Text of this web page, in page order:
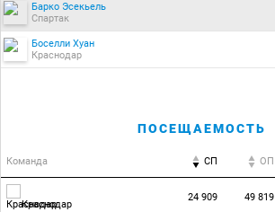
Барко Эсекьель
Спартак
Боселли Хуан
Краснодар
ПОСЕЩАЕМОСТЬ
Команда СП ОП
Краснодар
24 909 49 819